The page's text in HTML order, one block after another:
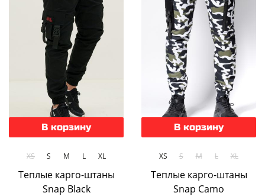
В корзину
XS S M L XL
Теплые карго-штаны
Snap Black
В корзину
XS S M L XL
Теплые карго-штаны
Snap Camo